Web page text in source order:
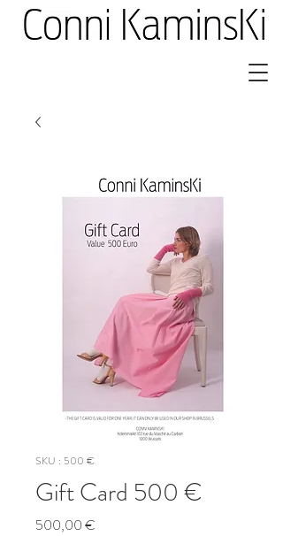
SKU : 500 €
Gift Card 500 €
500,00 €